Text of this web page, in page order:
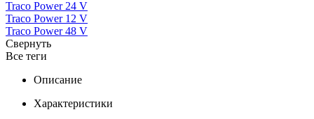
Traco Power 24 V
Traco Power 12 V
Traco Power 48 V
Свернуть
Все теги
Описание
Характеристики